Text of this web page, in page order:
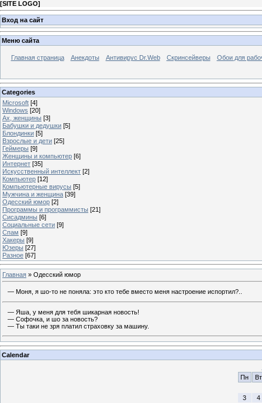
[SITE LOGO]
Вход на сайт
Меню сайта
Главная страница Анекдоты Антивирус Dr.Web Скринсейверы Обои для
Categories
Microsoft [4]
Windows [20]
Ах, женщины [3]
Бабушки и дедушки [5]
Блондинки [5]
Взрослые и дети [25]
Геймеры [9]
Женщины и компьютер [6]
Интернет [35]
Искусственный интеллект [2]
Компьютер [12]
Компьютерные вирусы [5]
Мужчина и женщина [39]
Одесский юмор [2]
Программы и программисты [21]
Сисадмины [6]
Социальные сети [9]
Спам [9]
Хакеры [9]
Юзеры [27]
Разное [67]
Главная » Одесский юмор
— Моня, я шо-то не поняла: это кто тебе вместо меня настроение испортил?..
— Яша, у меня для тебя шикарная новость!
— Софочка, и шо за новость?
— Ты таки не зря платил страховку за машину.
Calendar
Пн
Вт
3
4